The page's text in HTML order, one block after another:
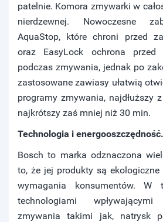
patelnie. Komora zmywarki w
nierdzewnej. Nowoczesne
AquaStop, które chroni przed
oraz EasyLock ochrona przed
podczas zmywania, jednak po
zastosowane zawiasy ułatwią
programy zmywania, najdłuższy
najkrótszy zaś mniej niż 30 min.
Technologia i energooszczędność.
Bosch to marka odznaczona
to, że jej produkty są ekologiczne
wymagania konsumentów. W
technologiami
zmywania takimi jak, natrysk